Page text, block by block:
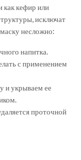
как кефир или
исключат
несложно:
напитка.
с применением
и укрываем ее
проточной